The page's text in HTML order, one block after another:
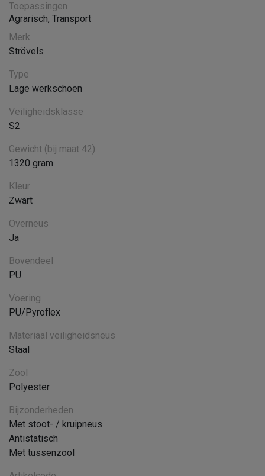
Toepassingen
Agrarisch, Transport
Merk
Strövels
Type
Lage werkschoen
Veiligheidsklasse
S2
Gewicht (bij maat 42)
1320 gram
Kleur
Zwart
Overneus
Ja
Bovendeel
PU
Voering
PU/Pyroflex
Materiaal veiligheidsneus
Staal
Zool
Polyester
Bijzonderheden
Met stoot- / kruipneus
Antistatisch
Met tussenzool